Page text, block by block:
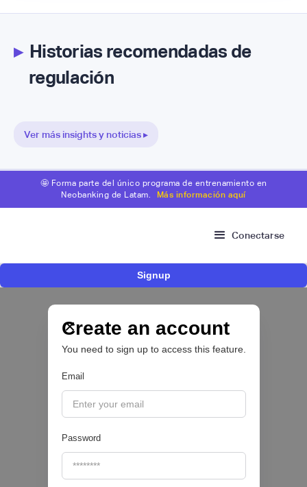
▸Historias recomendadas de
regulación
Ver más insights y noticias ▸
🤩 Forma parte del único programa de entrenamiento en
Neobanking de Latam.
Más información aquí
Conectarse
Signup
Create an account
You need to sign up to access this feature.
Email
Password
operar como compañía de financiamiento en
Colombia y ampliar su oferta para pymes
CRÉDITO DIGITAL 💰
Valora Analitik |